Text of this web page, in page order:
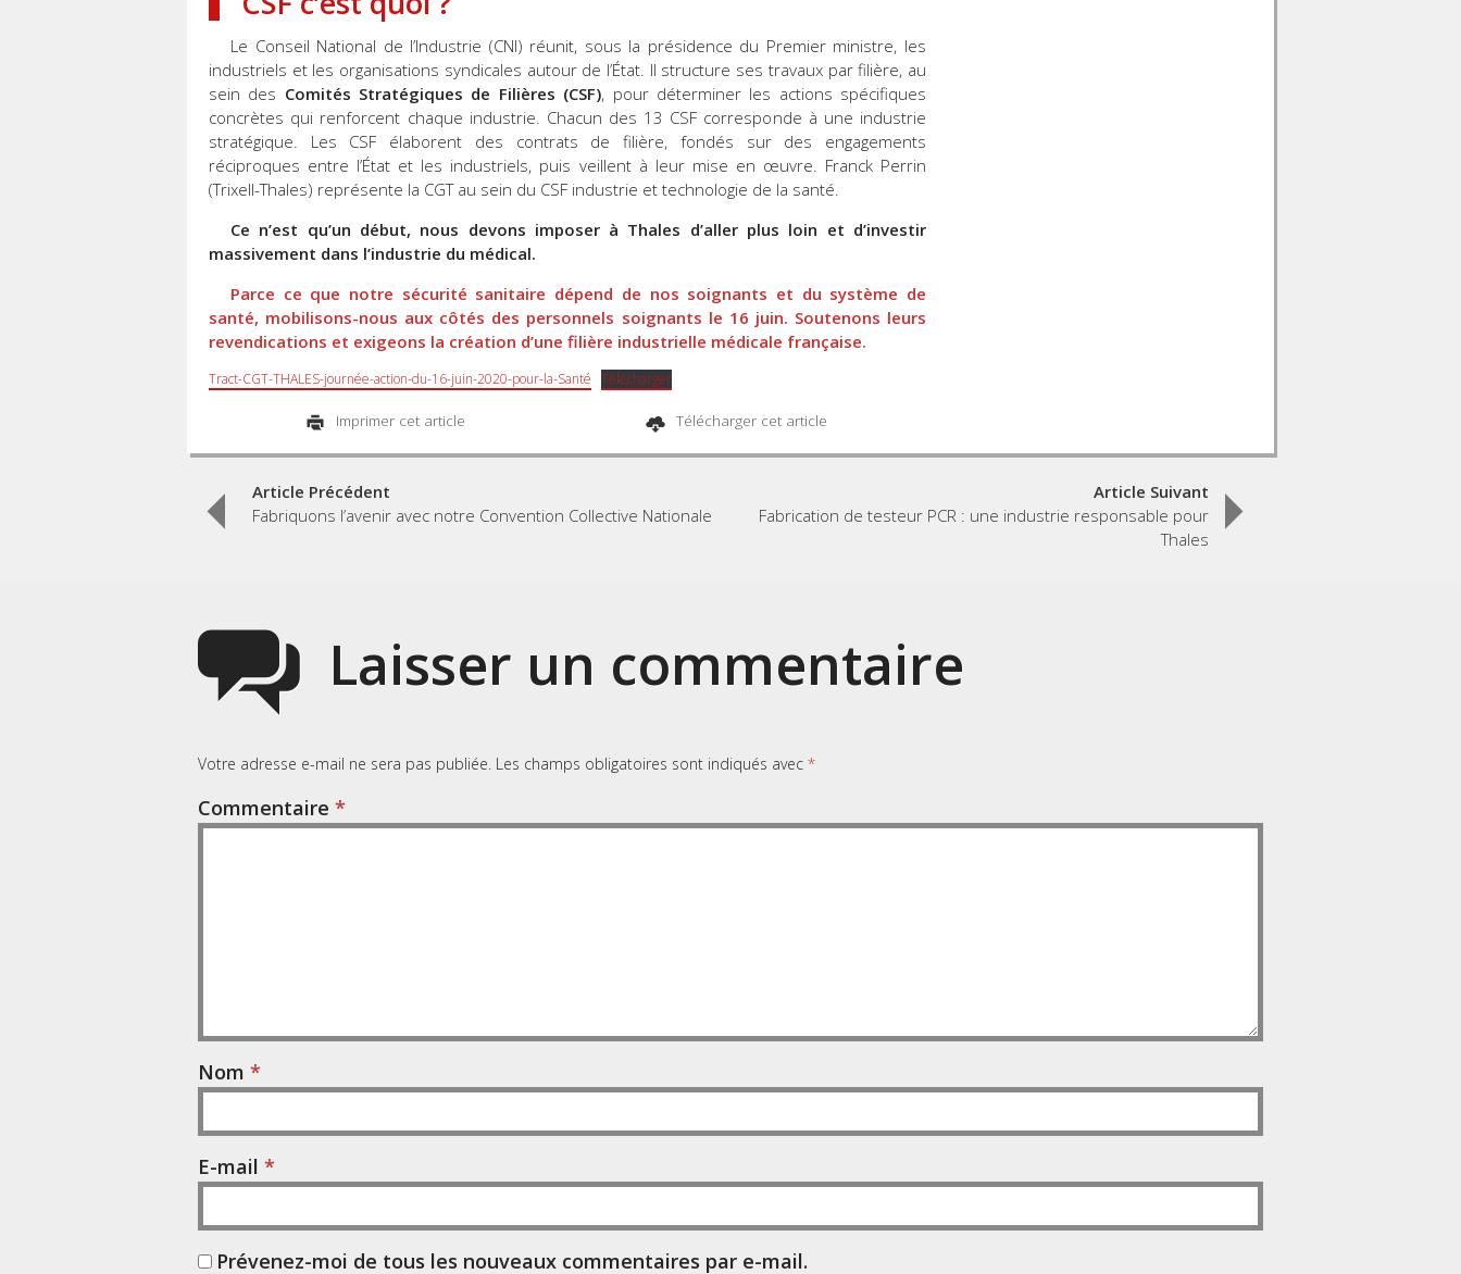
Le Conseil National de l’Industrie (CNI) réunit, sous la présidence du Premier ministre, les
industriels et les organisations syndicales autour de l’État. Il structure ses travaux par filière, au
sein des Comités Stratégiques de Filières (CSF), pour déterminer les actions spécifiques
concrètes qui renforcent chaque industrie. Chacun des 13 CSF corresponde à une industrie
stratégique. Les CSF élaborent des contrats de filière, fondés sur des engagements
réciproques entre l’État et les industriels, puis veillent à leur mise en œuvre. Franck Perrin
(Trixell-Thales) représente la CGT au sein du CSF industrie et technologie de la santé.
Ce n’est qu’un début, nous devons imposer à Thales d’aller plus loin et d’investir
massivement dans l’industrie du médical.
Parce ce que notre sécurité sanitaire dépend de nos soignants et du système de
santé, mobilisons-nous aux côtés des personnels soignants le 16 juin. Soutenons leurs
revendications et exigeons la création d’une filière industrielle médicale française.
Tract-CGT-THALES-journée-action-du-16-juin-2020-pour-la-Santé Télécharger
Imprimer cet article Télécharger cet article
PostArticle Précédent
Fabriquons l’avenir avec notre Convention Collective Nationale
Article Suivant
Fabrication de testeur PCR : une industrie responsable pour
Thales
Laisser un commentaire
Votre adresse e-mail ne sera pas publiée. Les champs obligatoires sont indiqués avec *
Commentaire *
Nom *
E-mail *
Prévenez-moi de tous les nouveaux commentaires par e-mail.